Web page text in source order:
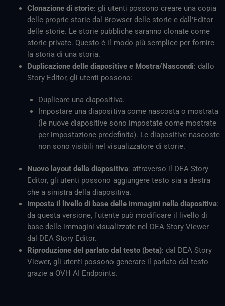
Clonazione di storie: gli utenti possono creare una copia
delle proprie storie dal Browser delle storie e dall'Editor
delle storie. Le storie pubbliche saranno clonate come
storie private. Questo è il modo più semplice per fornire
la storia di una storia.
Duplicazione delle diapositive e Mostra/Nascondi: dallo
Story Editor, gli utenti possono:
Duplicare una diapositiva.
Impostare una diapositiva come nascosta o mostrata
(le nuove diapositive sono impostate come mostrate
per impostazione predefinita). Le diapositive nascoste
non sono visibili nel visualizzatore di storie.
Nuovo layout della diapositiva: attraverso il DEA Story
Editor, gli utenti possono aggiungere testo sia a destra
che a sinistra della diapositiva.
Imposta il livello di base delle immagini nella diapositiva:
da questa versione, l'utente può modificare il livello di
base delle immagini visualizzate nel DEA Story Viewer
dal DEA Story Editor.
Riproduzione del parlato dal testo (beta): dal DEA Story
Viewer, gli utenti possono generare il parlato dal testo
grazie a OVH AI Endpoints.